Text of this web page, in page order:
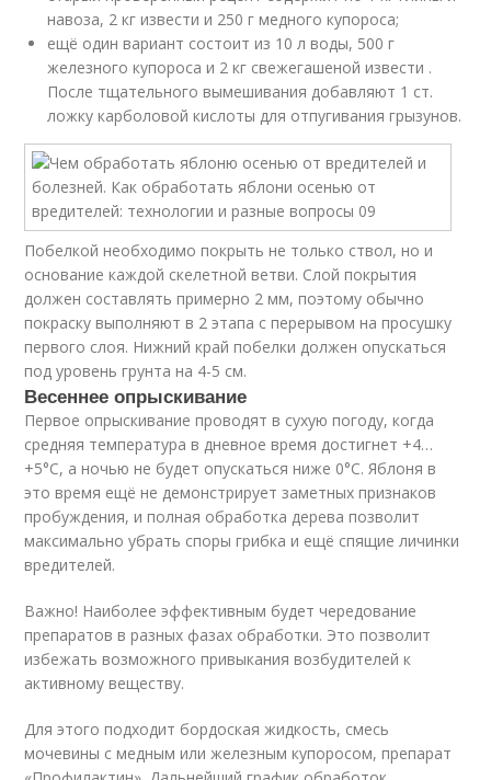
навоза, 2 кг извести и 250 г медного купороса;
ещё один вариант состоит из 10 л воды, 500 г
железного купороса и 2 кг свежегашеной извести .
После тщательного вымешивания добавляют 1 ст.
ложку карболовой кислоты для отпугивания грызунов.
Побелкой необходимо покрыть не только ствол, но и
основание каждой скелетной ветви. Слой покрытия
должен составлять примерно 2 мм, поэтому обычно
покраску выполняют в 2 этапа с перерывом на просушку
первого слоя. Нижний край побелки должен опускаться
под уровень грунта на 4-5 см.
Весеннее опрыскивание
Первое опрыскивание проводят в сухую погоду, когда
средняя температура в дневное время достигнет +4…
+5°C, а ночью не будет опускаться ниже 0°C. Яблоня в
это время ещё не демонстрирует заметных признаков
пробуждения, и полная обработка дерева позволит
максимально убрать споры грибка и ещё спящие личинки
вредителей.
Важно! Наиболее эффективным будет чередование
препаратов в разных фазах обработки. Это позволит
избежать возможного привыкания возбудителей к
активному веществу.
Для этого подходит бордоская жидкость, смесь
мочевины с медным или железным купоросом, препарат